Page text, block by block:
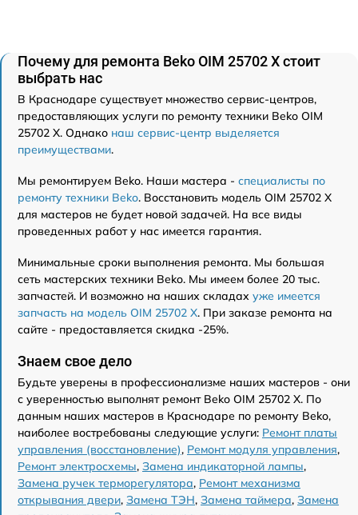
Почему для ремонта Beko OIM 25702 X стоит
выбрать нас
В Краснодаре существует множество сервис-центров,
предоставляющих услуги по ремонту техники Beko OIM
25702 X. Однако наш сервис-центр выделяется
преимуществами.
Мы ремонтируем Beko. Наши мастера - специалисты по
ремонту техники Beko. Восстановить модель OIM 25702 X
для мастеров не будет новой задачей. На все виды
проведенных работ у нас имеется гарантия.
Минимальные сроки выполнения ремонта. Мы большая
сеть мастерских техники Beko. Мы имеем более 20 тыс.
запчастей. И возможно на наших складах уже имеется
запчасть на модель OIM 25702 X. При заказе ремонта на
сайте - предоставляется скидка -25%.
Знаем свое дело
Будьте уверены в профессионализме наших мастеров - они
с уверенностью выполнят ремонт Beko OIM 25702 X. По
данным наших мастеров в Краснодаре по ремонту Beko,
наиболее востребованы следующие услуги: Ремонт платы
управления (восстановление), Ремонт модуля управления,
Ремонт электросхемы, Замена индикаторной лампы,
Замена ручек терморегулятора, Ремонт механизма
открывания двери, Замена ТЭН, Замена таймера, Замена